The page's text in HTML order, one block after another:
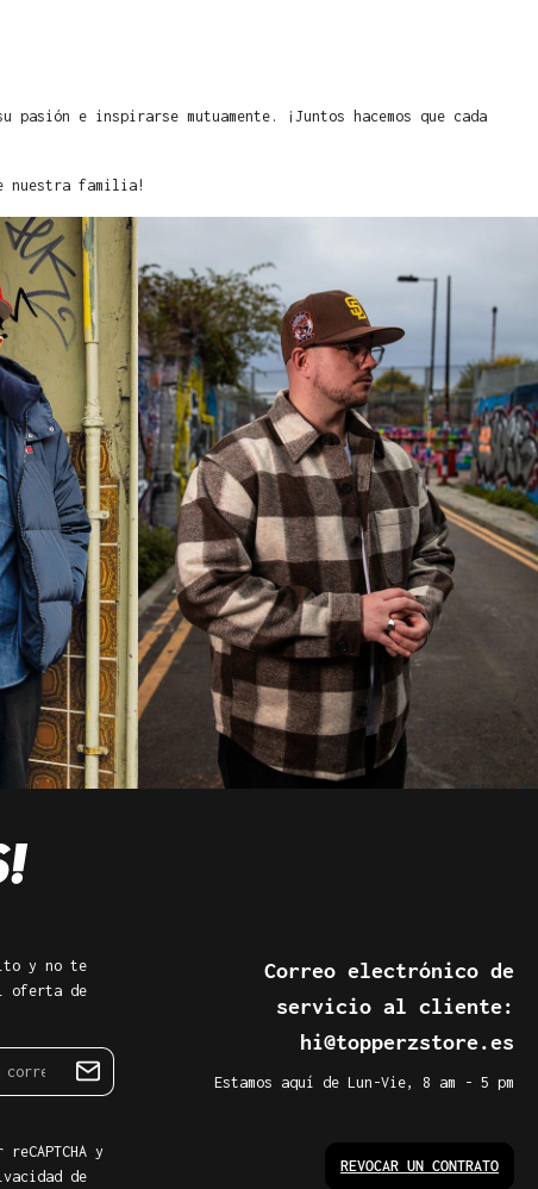
e inspirarse mutuamente. ¡Juntos hacemos que cada
nuestra familia!
y no te
oferta de
y
de
Correo electrónico de
servicio al cliente:
hi@topperzstore.es
Estamos aquí de Lun-Vie, 8 am - 5 pm
REVOCAR UN CONTRATO